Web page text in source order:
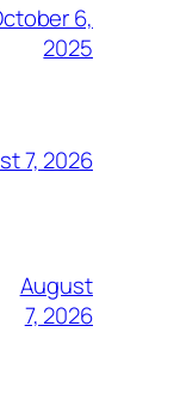
6,
2025
7, 2026
August
7, 2026